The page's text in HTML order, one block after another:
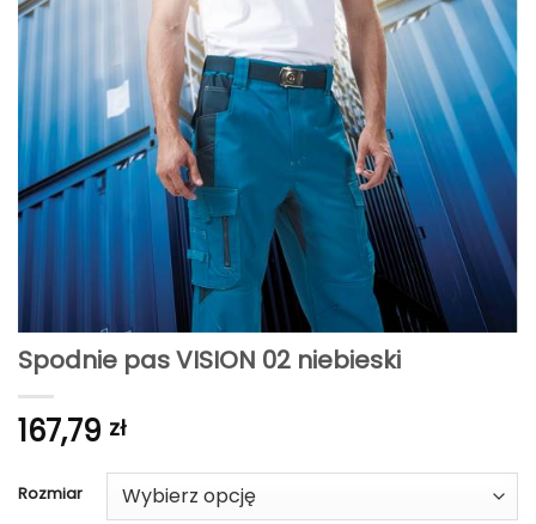
Spodnie pas VISION 02 niebieski
167,79 zł
Rozmiar